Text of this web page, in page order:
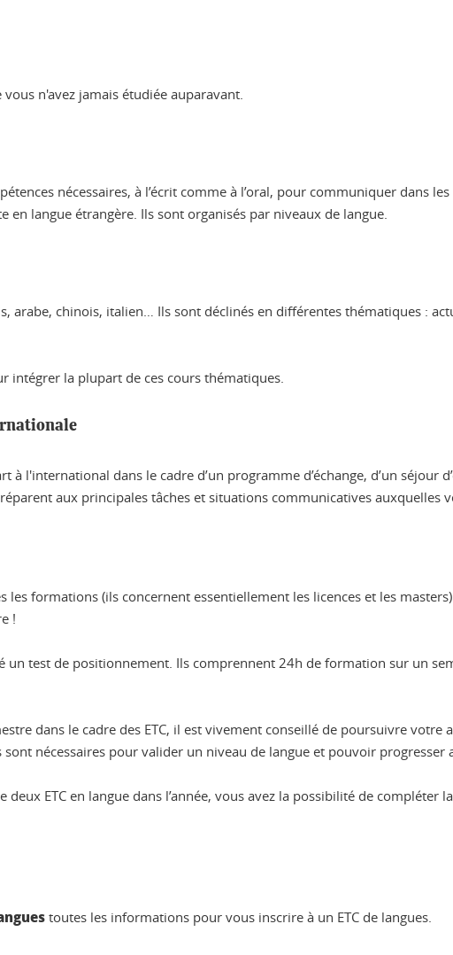
n'avez jamais étudiée auparavant.
nécessaires, à l’écrit comme à l’oral, pour communiquer dans
en langue étrangère. Ils sont organisés par niveaux de langue.
arabe, chinois, italien… Ils sont déclinés en différentes thématiques :
intégrer la plupart de ces cours thématiques.
à l'international dans le cadre d’un programme d’échange, d’un séjour
aux principales tâches et situations communicatives auxquelles
les formations (ils concernent essentiellement les licences et les
!
un test de positionnement. Ils comprennent 24h de formation sur un
dans le cadre des ETC, il est vivement conseillé de poursuivre
nécessaires pour valider un niveau de langue et pouvoir progresser
ETC en langue dans l’année, vous avez la possibilité de compléter
toutes les informations pour vous inscrire à un ETC de langues.